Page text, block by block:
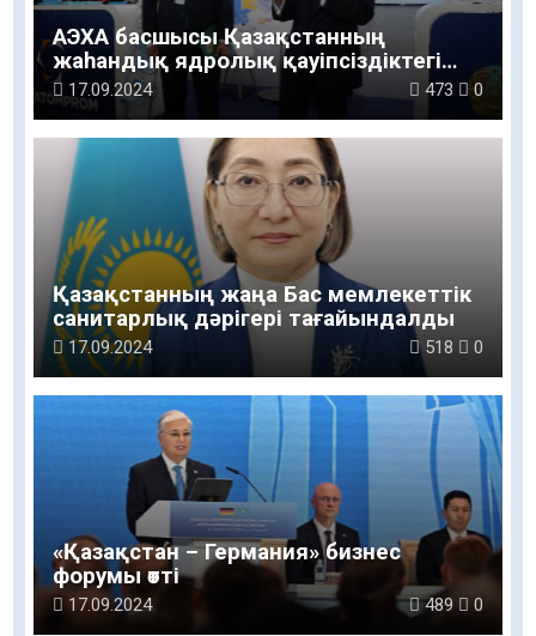
АЭХА басшысы Қазақстанның
жаһандық ядролық қауіпсіздіктегі
шешуші рөлін қолдады
17.09.2024 473 0
Қазақстанның жаңа Бас мемлекеттік
санитарлық дәрігері тағайындалды
17.09.2024 518 0
«Қазақстан – Германия» бизнес
форумы өтті
17.09.2024 489 0